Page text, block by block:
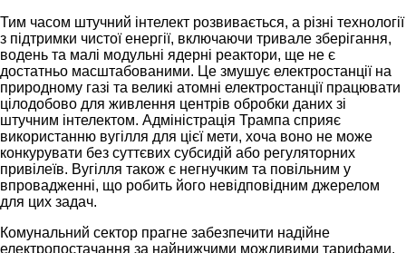
Тим часом штучний інтелект розвивається, а різні технології
з підтримки чистої енергії, включаючи тривале зберігання,
водень та малі модульні ядерні реактори, ще не є
достатньо масштабованими. Це змушує електростанції на
природному газі та великі атомні електростанції працювати
цілодобово для живлення центрів обробки даних зі
штучним інтелектом. Адміністрація Трампа сприяє
використанню вугілля для цієї мети, хоча воно не може
конкурувати без суттєвих субсидій або регуляторних
привілеїв. Вугілля також є негнучким та повільним у
впровадженні, що робить його невідповідним джерелом
для цих задач.
Комунальний сектор прагне забезпечити надійне
електропостачання за найнижчими можливими тарифами.